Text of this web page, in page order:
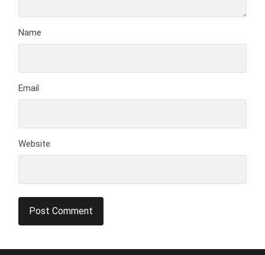
Name
Email
Website